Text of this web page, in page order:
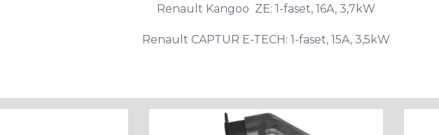
Renault Kangoo ZE: 1-faset, 16A, 3,7kW
Renault CAPTUR E-TECH: 1-faset, 15A, 3,5kW